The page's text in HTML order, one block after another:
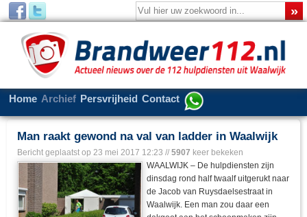
Home Archief Persvrijheid Contact
Man raakt gewond na val van ladder in Waalwijk
Bericht geplaatst op 23 mei 2017 12:23 // 5907 keer bekeken
WAALWIJK – De hulpdiensten zijn
dinsdag rond half twaalf uitgerukt naar
de Jacob van Ruysdaelsestraat in
Waalwijk. Een man zou daar een